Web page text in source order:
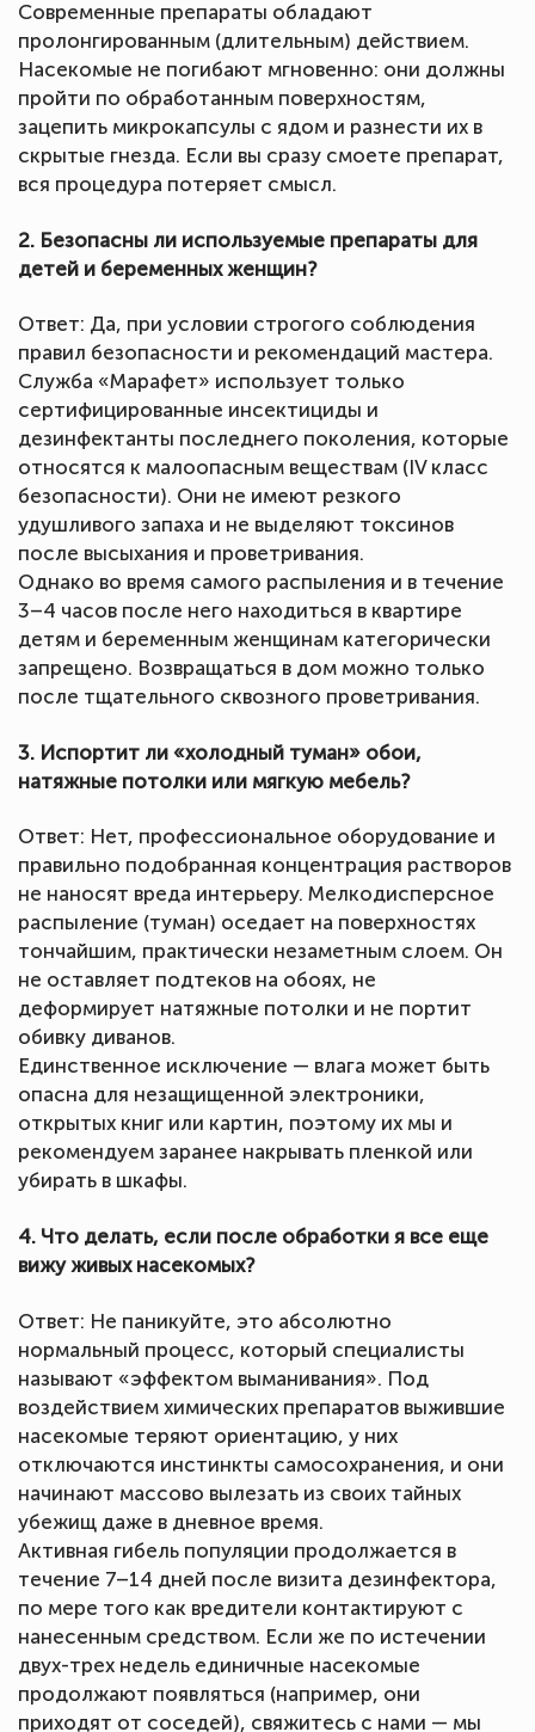
Современные препараты обладают
пролонгированным (длительным) действием.
Насекомые не погибают мгновенно: они должны
пройти по обработанным поверхностям,
зацепить микрокапсулы с ядом и разнести их в
скрытые гнезда. Если вы сразу смоете препарат,
вся процедура потеряет смысл.
2. Безопасны ли используемые препараты для
детей и беременных женщин?
Ответ: Да, при условии строгого соблюдения
правил безопасности и рекомендаций мастера.
Служба «Марафет» использует только
сертифицированные инсектициды и
дезинфектанты последнего поколения, которые
относятся к малоопасным веществам (IV класс
безопасности). Они не имеют резкого
удушливого запаха и не выделяют токсинов
после высыхания и проветривания.
Однако во время самого распыления и в течение
3–4 часов после него находиться в квартире
детям и беременным женщинам категорически
запрещено. Возвращаться в дом можно только
после тщательного сквозного проветривания.
3. Испортит ли «холодный туман» обои,
натяжные потолки или мягкую мебель?
Ответ: Нет, профессиональное оборудование и
правильно подобранная концентрация растворов
не наносят вреда интерьеру. Мелкодисперсное
распыление (туман) оседает на поверхностях
тончайшим, практически незаметным слоем. Он
не оставляет подтеков на обоях, не
деформирует натяжные потолки и не портит
обивку диванов.
Единственное исключение — влага может быть
опасна для незащищенной электроники,
открытых книг или картин, поэтому их мы и
рекомендуем заранее накрывать пленкой или
убирать в шкафы.
4. Что делать, если после обработки я все еще
вижу живых насекомых?
Ответ: Не паникуйте, это абсолютно
нормальный процесс, который специалисты
называют «эффектом выманивания». Под
воздействием химических препаратов выжившие
насекомые теряют ориентацию, у них
отключаются инстинкты самосохранения, и они
начинают массово вылезать из своих тайных
убежищ даже в дневное время.
Активная гибель популяции продолжается в
течение 7–14 дней после визита дезинфектора,
по мере того как вредители контактируют с
нанесенным средством. Если же по истечении
двух-трех недель единичные насекомые
продолжают появляться (например, они
приходят от соседей), свяжитесь с нами — мы